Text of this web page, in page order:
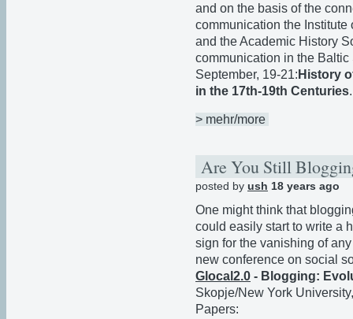
and on the basis of the
communication the Institute
and the Academic History
communication in the
September, 19-21: History
in the 17th-19th Centuries
> mehr/more
Are You Still
posted by ush 18 years ago
One might think that
could easily start to write a
sign for the vanishing of
new conference on social
Glocal2.0 - Blogging:
Skopje/New York
Papers: